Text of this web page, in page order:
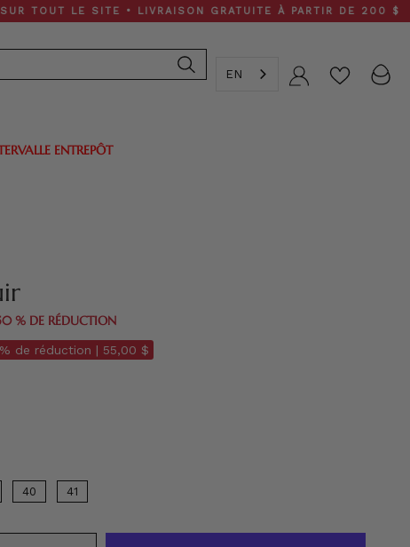
LE SITE • LIVRAISON GRATUITE À PARTIR DE 200 $
EN Compte
ENTREPÔT
% DE RÉDUCTION
de réduction | 55,00 $
40 41